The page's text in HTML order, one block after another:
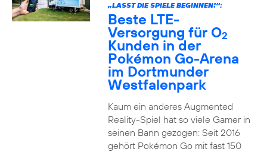
„LASST DIE SPIELE BEGINNEN!“:
Beste LTE-
Versorgung für O2
Kunden in der
Pokémon Go-Arena
im Dortmunder
Westfalenpark
Kaum ein anderes Augmented
Reality-Spiel hat so viele Gamer in
seinen Bann gezogen: Seit 2016
gehört Pokémon Go mit fast 150